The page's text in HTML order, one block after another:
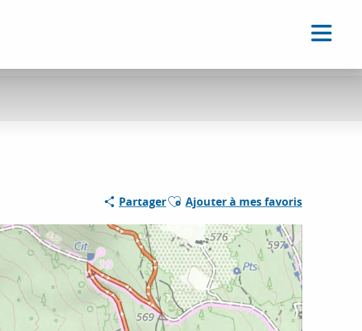
PartagerAjouter aux favoris
Ajouter à mes favoris